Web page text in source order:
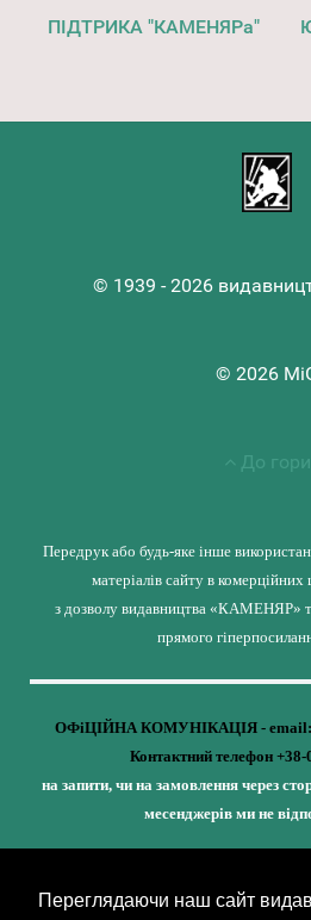
Переглядаючи наш сайт
ПІДТРИКА "КАМЕНЯРа"
© 1939 - 2026
© 2026
До гори
Передрук або будь-яке інше
матеріалів сайту в
з дозволу видавництва «КАМЕНЯР»
прямого
ОФіЦІЙНА КОМУНІКАЦІЯ - email:
Контактний телефон
на запити, чи на замовлення через
месенджерів ми не
Кожне наше видання - це